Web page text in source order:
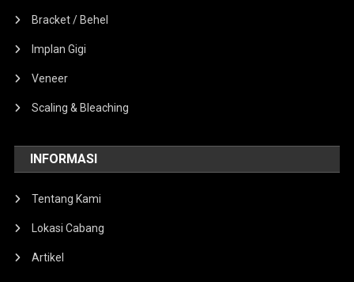
Bracket / Behel
Implan Gigi
Veneer
Scaling & Bleaching
INFORMASI
Tentang Kami
Lokasi Cabang
Artikel